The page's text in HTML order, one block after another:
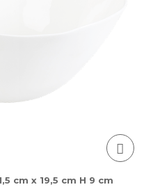
cm x 19,5 cm H 9 cm